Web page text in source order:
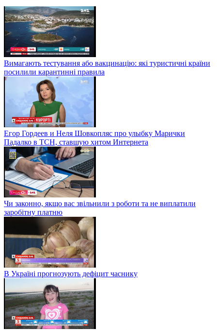
Вимагають тестування або вакцинацію: які туристичні країни
посилили карантинні правила
Егор Гордеев и Неля Шовкопляс про улыбку Марички
Падалко в ТСН, ставшую хитом Интернета
Чи законно, якщо вас звільнили з роботи та не виплатили
заробітну платню
В Україні прогнозують дефіцит часнику